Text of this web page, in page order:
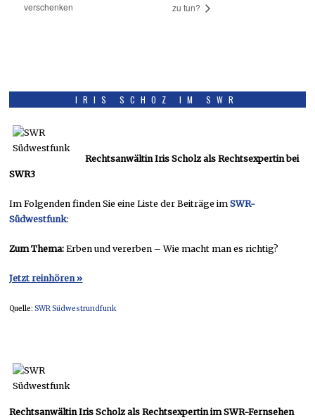
verschenken
zu tun?
IRIS SCHOZ IM SWR
Rechtsanwältin Iris Scholz als Rechtsexpertin bei
SWR3
Im Folgenden finden Sie eine Liste der Beiträge imSWR-
Südwestfunk:
Zum Thema: Erben und vererben – Wie macht man es richtig?
Jetzt reinhören »
Quelle:SWR Südwestrundfunk
Rechtsanwältin Iris Scholz als Rechtsexpertin im SWR-Fernsehen